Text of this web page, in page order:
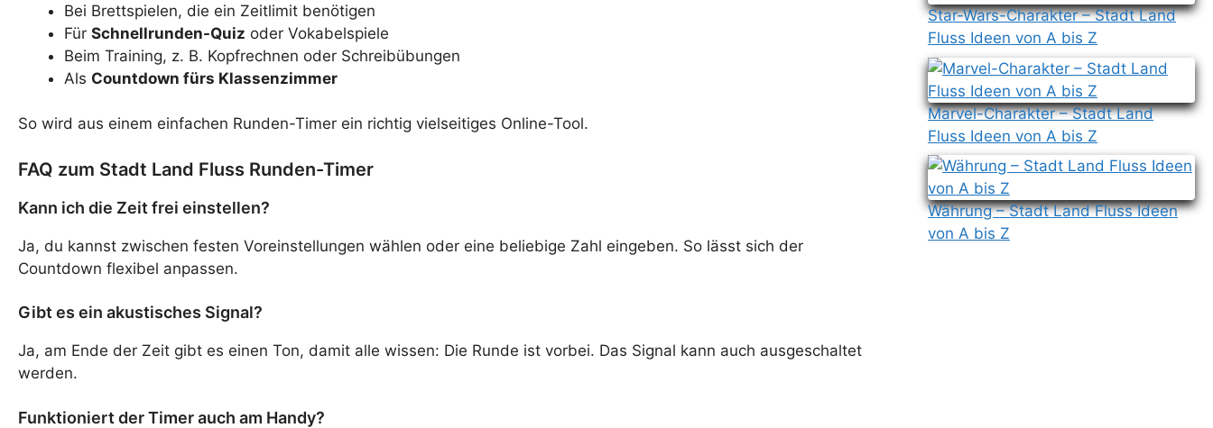
Bei Brettspielen, die ein Zeitlimit benötigen
Für Schnellrunden-Quiz oder Vokabelspiele
Beim Training, z. B. Kopfrechnen oder Schreibübungen
Als Countdown fürs Klassenzimmer
So wird aus einem einfachen Runden-Timer ein richtig vielseitiges Online-Tool.
FAQ zum Stadt Land Fluss Runden-Timer
Kann ich die Zeit frei einstellen?
Ja, du kannst zwischen festen Voreinstellungen wählen oder eine beliebige Zahl eingeben. So lässt sich der
Countdown flexibel anpassen.
Gibt es ein akustisches Signal?
Ja, am Ende der Zeit gibt es einen Ton, damit alle wissen: Die Runde ist vorbei. Das Signal kann auch ausgeschaltet
werden.
Funktioniert der Timer auch am Handy?
Star-Wars-Charakter – Stadt Land
Fluss Ideen von A bis Z
Marvel-Charakter – Stadt Land
Fluss Ideen von A bis Z
Währung – Stadt Land Fluss Ideen
von A bis Z